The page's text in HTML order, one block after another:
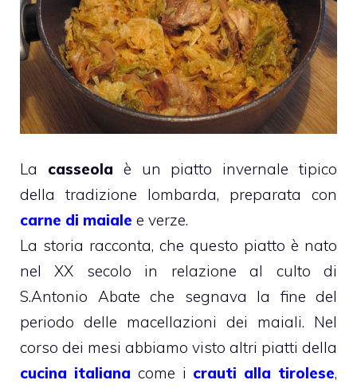
La casseola è un piatto invernale tipico
della tradizione lombarda, preparata con
carne di maiale e verze.
La storia racconta, che questo piatto è nato
nel XX secolo in relazione al culto di
S.Antonio Abate che segnava la fine del
periodo delle macellazioni dei maiali. Nel
corso dei mesi abbiamo visto altri piatti della
cucina italiana come i crauti alla tirolese,